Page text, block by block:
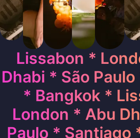
Lissabon *
Dhabi *︎ São
* Bangkok*
London * Abu
Paulo * Santiago